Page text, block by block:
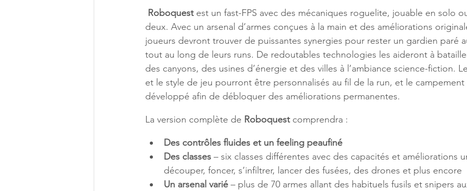
Roboquest est un fast-FPS avec des mécaniques roguelite, jouable en solo
deux. Avec un arsenal d’armes conçues à la main et des améliorations
joueurs devront trouver de puissantes synergies pour rester un gardien paré
tout au long de leurs runs. De redoutables technologies les aideront à
des canyons, des usines d’énergie et des villes à l’ambiance science-fiction.
et le style de jeu pourront être personnalisés au fil de la run, et le
développé afin de débloquer des améliorations permanentes.
La version complète de Roboquest comprendra :
Des contrôles fluides et un feeling peaufiné
Des classes – six classes différentes avec des capacités et améliorations
découper, foncer, s’infiltrer, lancer des fusées, des drones et plus encore
Un arsenal varié – plus de 70 armes allant des habituels fusils et snipers